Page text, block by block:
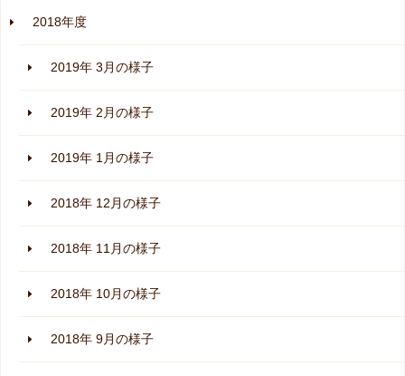
2018年度
2019年 3月の様子
2019年 2月の様子
2019年 1月の様子
2018年 12月の様子
2018年 11月の様子
2018年 10月の様子
2018年 9月の様子